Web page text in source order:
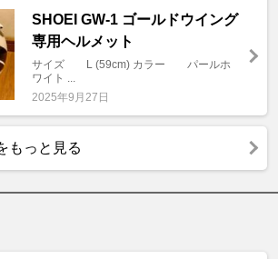
SHOEI GW-1 ゴールドウイング
専用ヘルメット
サイズ L (59cm) カラー パールホ
ワイト ...
2025年9月27日
もっと見る